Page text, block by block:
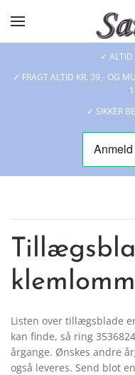
Skip to main content
✓ ALTID
✓ FRAGT ALTID KR. 39,- OG
✓ SIKKER
Listen over tillægsblade
kan finde, så ring
årgange. Ønskes andre
også leveres. Send blot